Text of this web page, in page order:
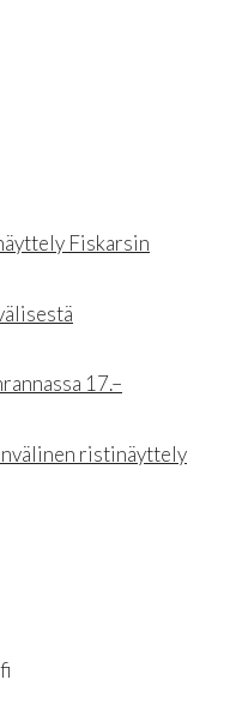
Fiskarsin
17.–
ristinäyttely